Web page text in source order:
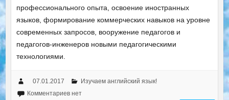
профессионального опыта, освоение иностранных
языков, формирование коммерческих навыков на уровне
современных запросов, вооружение педагогов и
педагогов-инженеров новыми педагогическими
технологиями.
07.01.2017
Изучаем английский язык!
Комментариев нет